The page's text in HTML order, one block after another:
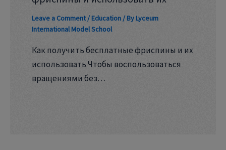
Leave a Comment/Education/ ByLyceum
International Model School
Как получить бесплатные фриспины и их
использовать Чтобы воспользоваться
вращениями без…